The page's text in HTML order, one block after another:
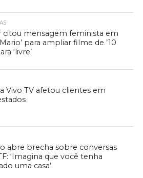
citou mensagem feminista em
para ampliar filme de ’10
‘livre’
Vivo TV afetou clientes em
abre brecha sobre conversas
‘Imagina que você tenha
uma casa’